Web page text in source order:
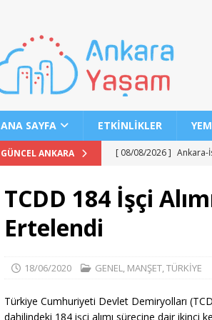
ANA SAYFA ETKINLIKLER
GÜNCEL ANKARA [ 08/08/2026 ] Ankara-
[ 08/08/2026 ]
[ 08/08/2026 ] LGS 1.
[ 07/08/2026 ] Maltepe
TCDD 184 İşçi
Ertelendi
18/06/2020 GENEL, MANŞET,TÜRKİYE
Türkiye Cumhuriyeti Devlet Demiryolları
dahilindeki 184 işçi alımı sürecine dair ikinci